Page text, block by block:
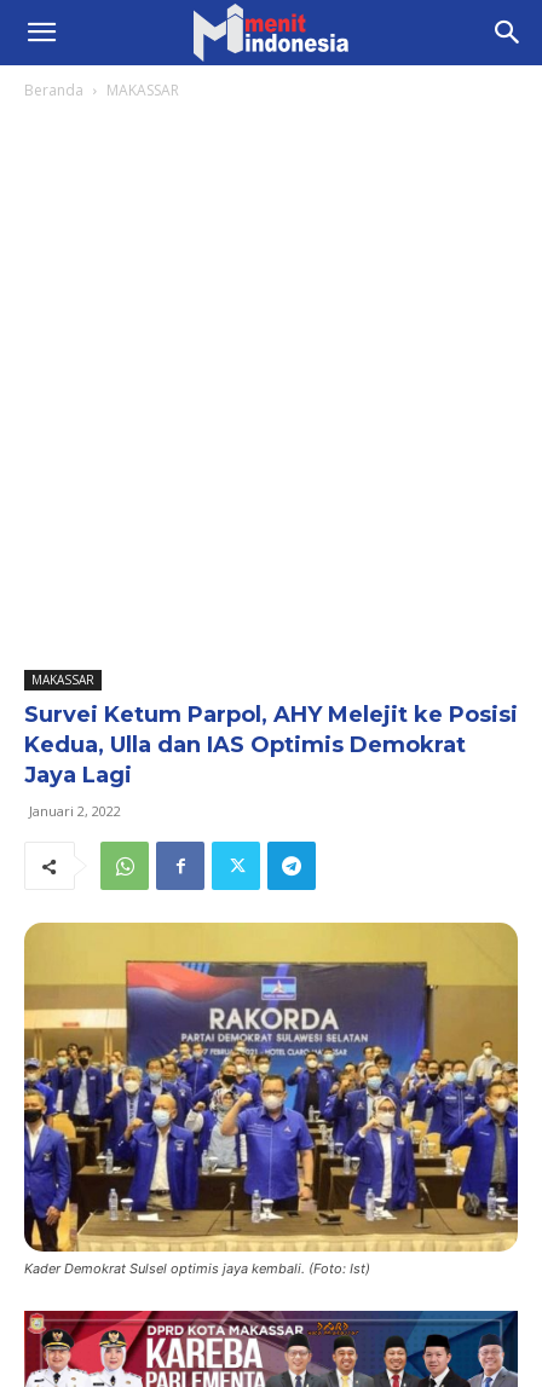
Beranda MAKASSAR
MAKASSAR
Survei Ketum Parpol, AHY Melejit ke Posisi
Kedua, Ulla dan IAS Optimis Demokrat
Jaya Lagi
Januari 2, 2022
Kader Demokrat Sulsel optimis jaya kembali. (Foto: Ist)